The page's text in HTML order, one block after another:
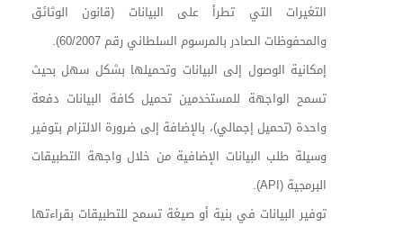
التغيرات التي تطرأ على البيانات (قانون الوثائق
والمحفوظات الصادر بالمرسوم السلطاني رقم 60/2007).
إمكانية الوصول إلى البيانات وتحميلها بشكل سهل بحيث
تسمح الواجهة للمستخدمين تحميل كافة البيانات دفعة
واحدة (تحميل إجمالي)، بالإضافة إلى ضرورة الالتزام بتوفير
وسيلة طلب البيانات الإضافية من خلال واجهة التطبيقات
البرمجية (API
).
توفير البيانات في بنية أو صيغة تسمح للتطبيقات بقراءتها